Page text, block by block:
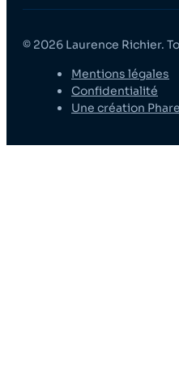
© 2026 Laurence Richier.
Mentions légales
Confidentialité
Une création